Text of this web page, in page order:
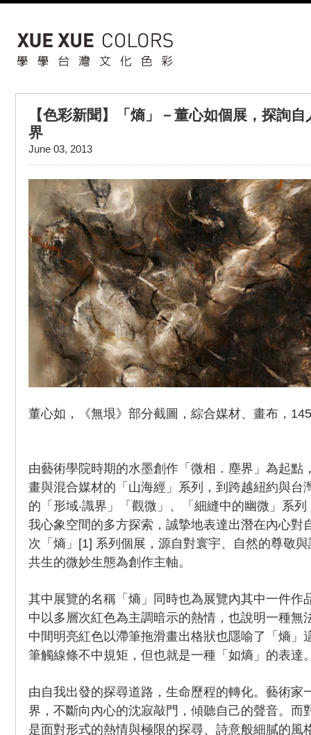
【色彩新聞】「熵」－董心如個展，探詢
界
June 03, 2013
董心如，《無垠》部分截圖，綜合媒材、畫布，
由藝術學院時期的水墨創作「微相．塵界」為起點
畫與混合媒材的「山海經」系列，到跨越紐約與台
的「形域‧識界」「觀微」、「細縫中的幽微」系
我心象空間的多方探索，誠摯地表達出潛在內心對
次「熵」[1] 系列個展，源自對寰宇、自然的尊敬
共生的微妙生態為創作主軸。
其中展覽的名稱「熵」同時也為展覽內其中一件作
中以多層次紅色為主調暗示的熱情，也說明一種無
中間明亮紅色以滯筆拖滑畫出格狀也隱喻了「熵」
筆觸線條不中規矩，但也就是一種「如熵」的表達
由自我出發的探尋道路，生命歷程的轉化。藝術家
界，不斷向內心的沈寂敲門，傾聽自己的聲音。而
是面對形式的熱情與極限的探尋、詩意般細膩的風